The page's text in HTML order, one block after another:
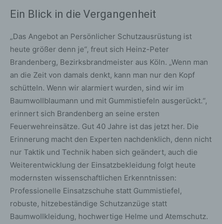
Ein Blick in die Vergangenheit
„Das Angebot an Persönlicher Schutzausrüstung ist
heute größer denn je“, freut sich Heinz-Peter
Brandenberg, Bezirksbrandmeister aus Köln. „Wenn man
an die Zeit von damals denkt, kann man nur den Kopf
schütteln. Wenn wir alarmiert wurden, sind wir im
Baumwollblaumann und mit Gummistiefeln ausgerückt.“,
erinnert sich Brandenberg an seine ersten
Feuerwehreinsätze. Gut 40 Jahre ist das jetzt her. Die
Erinnerung macht den Experten nachdenklich, denn nicht
nur Taktik und Technik haben sich geändert, auch die
Weiterentwicklung der Einsatzbekleidung folgt heute
modernsten wissenschaftlichen Erkenntnissen:
Professionelle Einsatzschuhe statt Gummistiefel,
robuste, hitzebeständige Schutzanzüge statt
Baumwollkleidung, hochwertige Helme und Atemschutz.